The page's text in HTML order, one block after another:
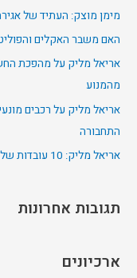
o
r
:
מימן מוצק: העתיד של
האם משבר האקלים
אריאל מליק על מהפכת
מהמנוע
אריאל מליק על רכבים
התחבורה
אריאל מליק: 10 עובדות שלא ידעתם על רשת החשמל בישראל
תגובות אחרונות
ארכיונים